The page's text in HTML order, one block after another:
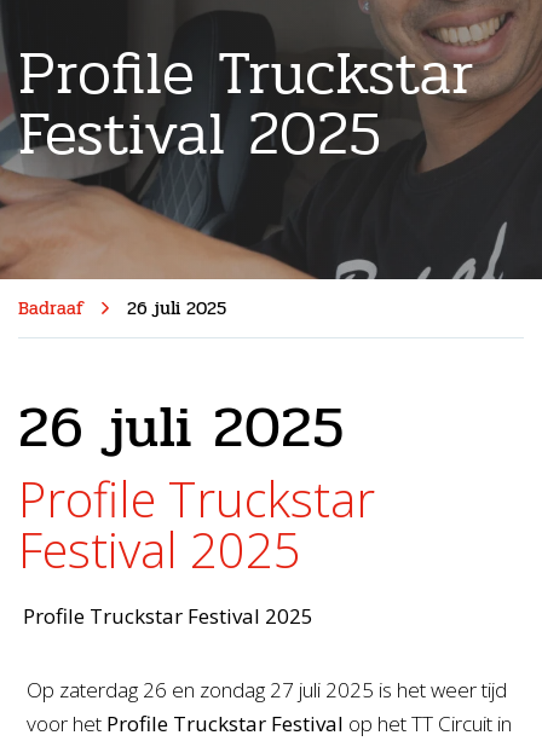
Profile Truckstar
Festival 2025
Badraaf 26 juli 2025
26 juli 2025
Profile Truckstar
Festival 2025
Profile Truckstar Festival 2025
Op zaterdag 26 en zondag 27 juli 2025 is het weer tijd
voor het Profile Truckstar Festival op het TT Circuit in